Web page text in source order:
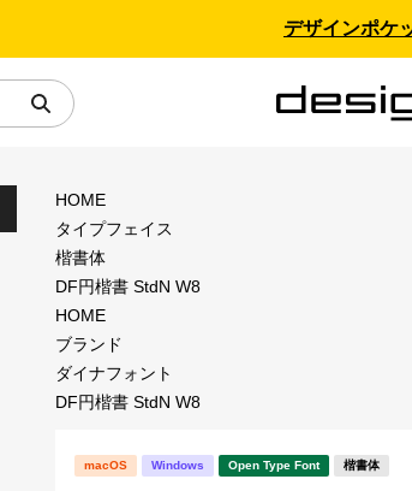
デザインポケ
HOME
タイプフェイス
楷書体
DF円楷書 StdN W8
HOME
ブランド
ダイナフォント
DF円楷書 StdN W8
macOS Windows Open Type Font 楷書体